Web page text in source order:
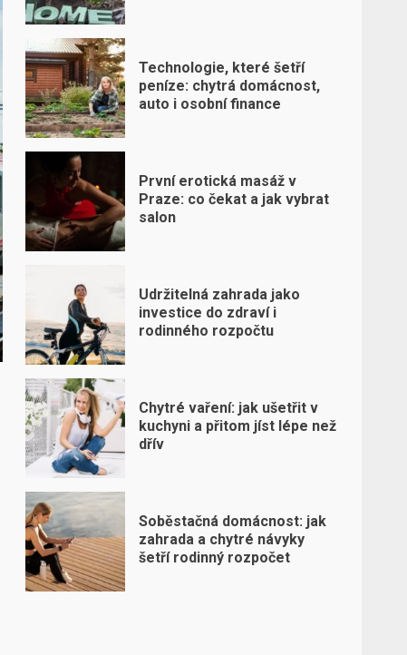
Technologie, které šetří
peníze: chytrá domácnost,
auto i osobní finance
První erotická masáž v
Praze: co čekat a jak vybrat
salon
Udržitelná zahrada jako
investice do zdraví i
rodinného rozpočtu
Chytré vaření: jak ušetřit v
kuchyni a přitom jíst lépe než
dřív
Soběstačná domácnost: jak
zahrada a chytré návyky
šetří rodinný rozpočet